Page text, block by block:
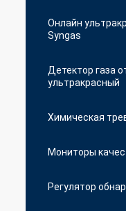
Онлайн
Syngas
Детектор газа
ультракрасный
Химическая
Мониторы
Регулятор